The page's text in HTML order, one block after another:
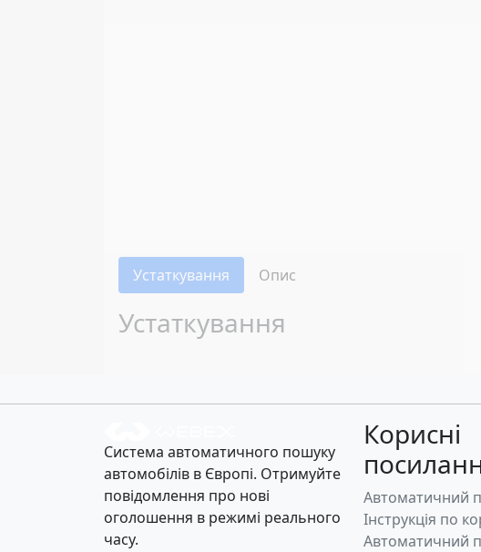
Устаткування Опис
Устаткування
Система автоматичного пошуку
автомобілів в Європі. Отримуйте
повідомлення про нові
оголошення в режимі реального
часу.
Корисні
Автоматичний
Інструкція по
Автоматичний